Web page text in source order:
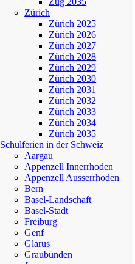
Zürich
Zürich 2025
Zürich 2026
Zürich 2027
Zürich 2028
Zürich 2029
Zürich 2030
Zürich 2031
Zürich 2032
Zürich 2033
Zürich 2034
Zürich 2035
Schulferien in der Schweiz
Aargau
Appenzell Innerrhoden
Appenzell Ausserrhoden
Bern
Basel-Landschaft
Basel-Stadt
Freiburg
Genf
Glarus
Graubünden